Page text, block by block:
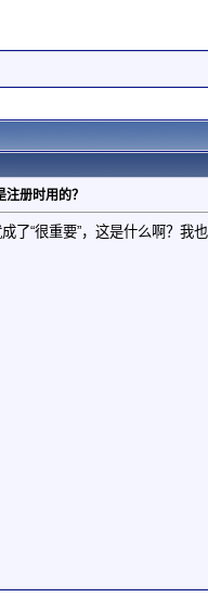
册时用的？
了“很重要”，这是什么啊？我